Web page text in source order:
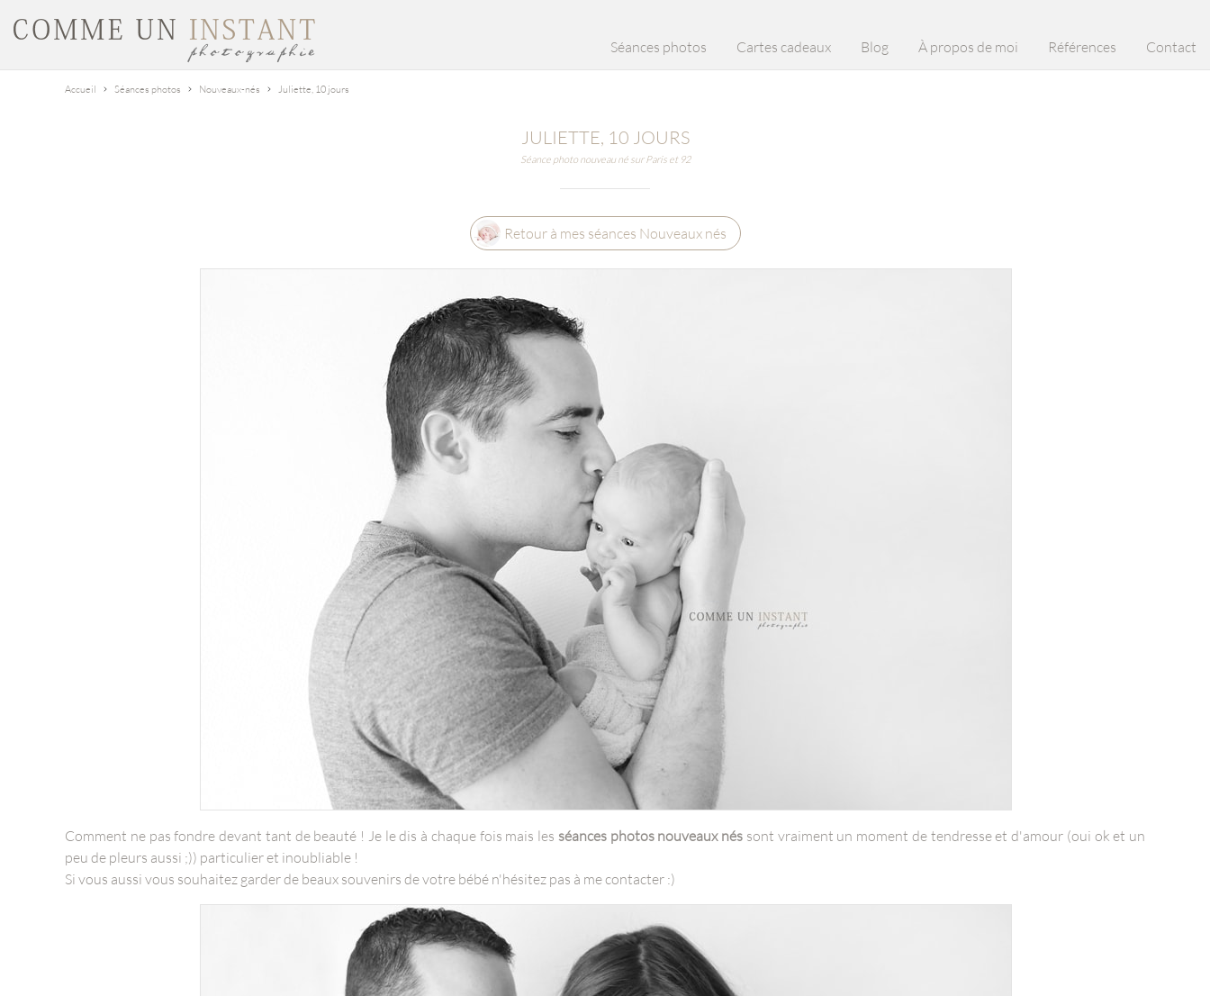
Séances photos Cartes cadeaux Blog À propos de moi Références Contact
Accueil Séances photos Nouveaux-nés Juliette, 10 jours
JULIETTE, 10 JOURS
Séance photo nouveau né sur Paris et 92
Retour à mes séances Nouveaux nés
Comment ne pas fondre devant tant de beauté ! Je le dis à chaque fois mais les séances photos nouveaux nés sont vraiment un moment de tendresse et d'amour (oui ok et un
peu de pleurs aussi ;)) particulier et inoubliable !
Si vous aussi vous souhaitez garder de beaux souvenirs de votre bébé n'hésitez pas à me contacter :)